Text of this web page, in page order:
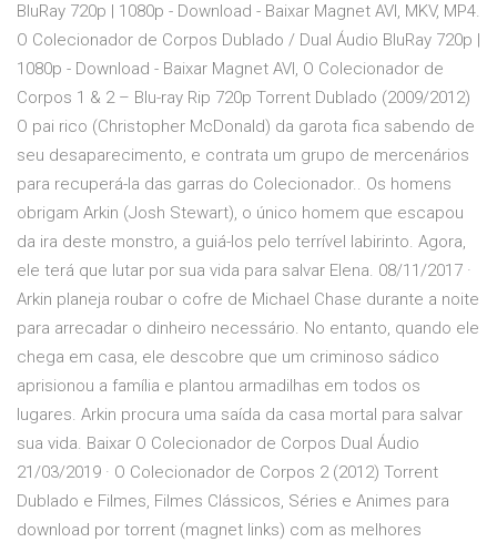
BluRay 720p | 1080p - Download - Baixar Magnet AVI, MKV, MP4.
O Colecionador de Corpos Dublado / Dual Áudio BluRay 720p |
1080p - Download - Baixar Magnet AVI, O Colecionador de
Corpos 1 & 2 – Blu-ray Rip 720p Torrent Dublado (2009/2012)
O pai rico (Christopher McDonald) da garota fica sabendo de
seu desaparecimento, e contrata um grupo de mercenários
para recuperá-la das garras do Colecionador.. Os homens
obrigam Arkin (Josh Stewart), o único homem que escapou
da ira deste monstro, a guiá-los pelo terrível labirinto. Agora,
ele terá que lutar por sua vida para salvar Elena. 08/11/2017 ·
Arkin planeja roubar o cofre de Michael Chase durante a noite
para arrecadar o dinheiro necessário. No entanto, quando ele
chega em casa, ele descobre que um criminoso sádico
aprisionou a família e plantou armadilhas em todos os
lugares. Arkin procura uma saída da casa mortal para salvar
sua vida. Baixar O Colecionador de Corpos Dual Áudio
21/03/2019 · O Colecionador de Corpos 2 (2012) Torrent
Dublado e Filmes, Filmes Clássicos, Séries e Animes para
download por torrent (magnet links) com as melhores